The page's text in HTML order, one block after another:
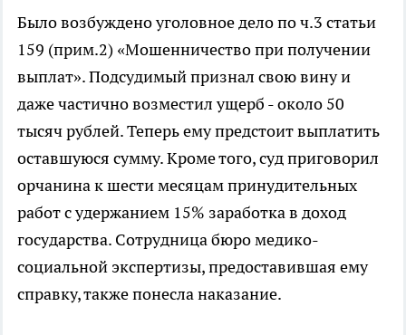
Было возбуждено уголовное дело по ч.3 статьи
159 (прим.2) «Мошенничество при получении
выплат». Подсудимый признал свою вину и
даже частично возместил ущерб - около 50
тысяч рублей. Теперь ему предстоит выплатить
оставшуюся сумму. Кроме того, суд приговорил
орчанина к шести месяцам принудительных
работ с удержанием 15% заработка в доход
государства. Сотрудница бюро медико-
социальной экспертизы, предоставившая ему
справку, также понесла наказание.